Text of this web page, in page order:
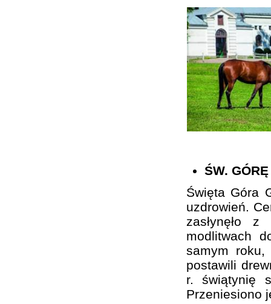
ŚW.
Święta Góra
uzdrowień.
zasłynęło
modlitwach
samym roku,
postawili
r. świątynię
Przeniesiono